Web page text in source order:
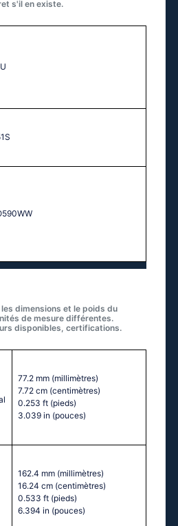
s'il en existe.
dimensions et le poids du
de mesure différentes.
disponibles, certifications.
77.2 mm (millimètres)
7.72 cm (centimètres)
0.253 ft (pieds)
3.039 in (pouces)
162.4 mm (millimètres)
16.24 cm (centimètres)
0.533 ft (pieds)
6.394 in (pouces)